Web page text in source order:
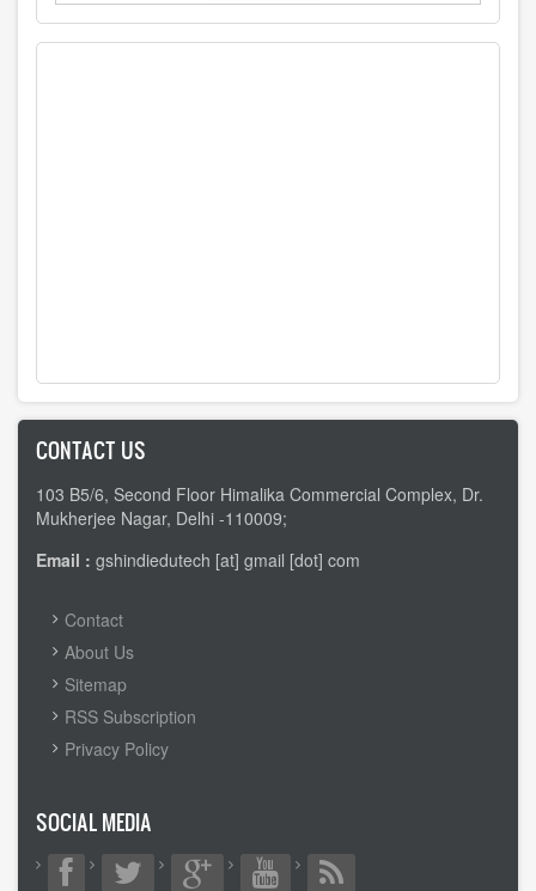
CONTACT US
103 B5/6, Second Floor Himalika Commercial Complex, Dr.
Mukherjee Nagar, Delhi -110009;
Email : gshindiedutech [at] gmail [dot] com
FOOTER
MENU
Contact
About Us
Sitemap
RSS Subscription
Privacy Policy
SOCIAL MEDIA